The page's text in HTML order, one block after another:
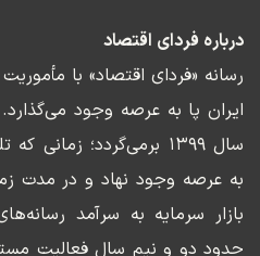
درباره فردای اقتصاد
رسانه «فردای اقتصاد» با
ایران پا به عرصه وجود
سال ۱۳۹۹ برمی‌گردد؛
به عرصه وجود نهاد و در مدت
بازار سرمایه به سرآمد